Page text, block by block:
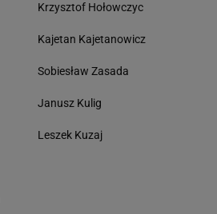
Krzysztof Hołowczyc
Kajetan Kajetanowicz
Sobiesław Zasada
Janusz Kulig
Leszek Kuzaj